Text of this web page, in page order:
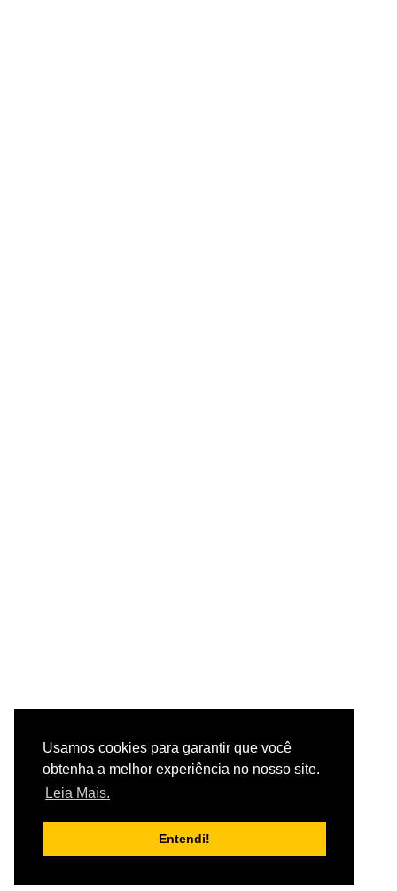
Usamos cookies para garantir que você
obtenha a melhor experiência no nosso site.
Leia Mais.
Entendi!